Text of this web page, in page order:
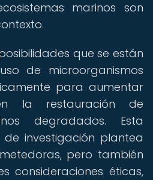
marinos son
que se están
de microorganismos
para aumentar
la restauración de
degradados. Esta
investigación plantea
pero también
consideraciones éticas,